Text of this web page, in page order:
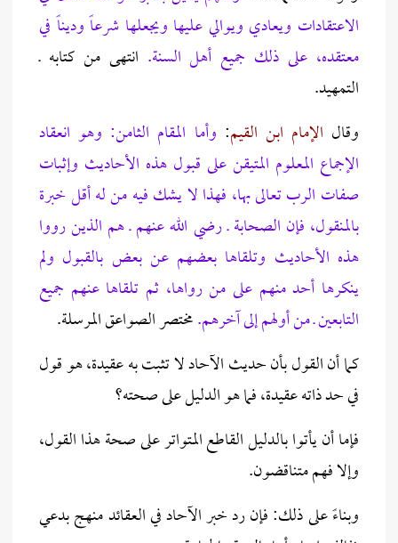
الاعتقادات ويعادي ويوالي عليها ويجعلها شرعاً وديناً في
معتقده، على ذلك جميع أهل السنة. انتهى من كتابه ـ
التمهيد.
وقال الإمام ابن القيم: وأما المقام الثامن: وهو انعقاد
الإجماع المعلوم المتيقن على قبول هذه الأحاديث وإثبات
صفات الرب تعالى بها، فهذا لا يشك فيه من له أقل خبرة
بالمنقول، فإن الصحابة ـ رضي الله عنهم ـ هم الذين رووا
هذه الأحاديث وتلقاها بعضهم عن بعض بالقبول ولم
ينكرها أحد منهم على من رواها، ثم تلقاها عنهم جميع
التابعين ـ من أولهم إلى آخرهم.مختصر الصواعق المرسلة.
كما أن القول بأن حديث الآحاد لا تثبت به عقيدة، هو قول
في حد ذاته عقيدة، فما هو الدليل على صحته؟
فإما أن يأتوا بالدليل القاطع المتواتر على صحة هذا القول،
وإلا فهم متناقضون.
وبناءً على ذلك: فإن رد خبر الآحاد في العقائد منهج بدعي